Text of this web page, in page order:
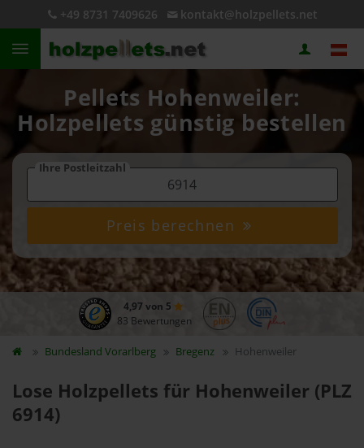
+49 8731 7409626 kontakt@holzpellets.net
Pellets Hohenweiler:
Holzpellets günstig bestellen
Ihre Postleitzahl
Preis berechnen
4,97 von 5
83 Bewertungen
Bundesland Vorarlberg Bregenz Hohenweiler
Lose Holzpellets für Hohenweiler (PLZ
6914)